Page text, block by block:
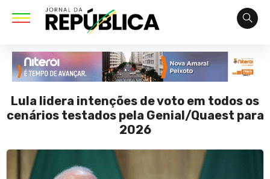
Lula lidera intenções de voto em todos os
cenários testados pela Genial/Quaest para
2026